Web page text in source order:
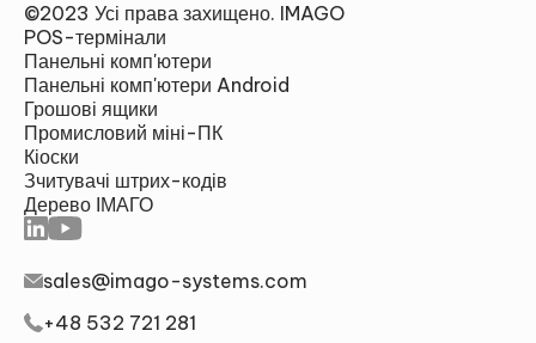
©2023 Усі права захищено. IMAGO
POS-термінали
Панельні комп'ютери
Панельні комп'ютери Android
Грошові ящики
Промисловий міні-ПК
Кіоски
Зчитувачі штрих-кодів
Дерево ІМАГО
sales@imago-systems.com
+48 532 721 281